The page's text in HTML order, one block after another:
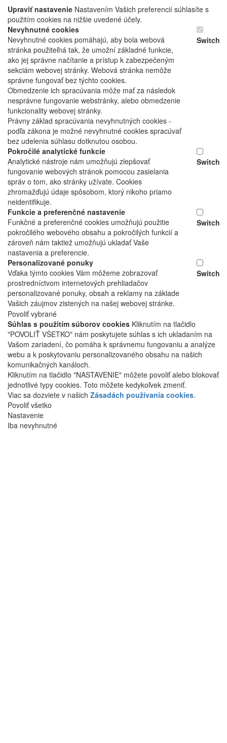
Upraviť nastavenie Nastavením Vašich preferencií súhlasíte s
použitím cookies na nižšie uvedené účely.
Nevyhnutné cookies
Nevyhnutné cookies pomáhajú, aby bola webová
stránka použiteľná tak, že umožní základné funkcie,
ako jej správne načítanie a prístup k zabezpečeným
sekciám webovej stránky. Webová stránka nemôže
správne fungovať bez týchto cookies.
Obmedzenie ich spracúvania môže mať za následok
nesprávne fungovanie webstránky, alebo obmedzenie
funkcionality webovej stránky.
Právny základ spracúvania nevyhnutných cookies -
podľa zákona je možné nevyhnutné cookies spracúvať
bez udelenia súhlasu dotknutou osobou.
Switch
Pokročilé analytické funkcie
Analytické nástroje nám umožňujú zlepšovať
fungovanie webových stránok pomocou zasielania
správ o tom, ako stránky užívate. Cookies
zhromažďujú údaje spôsobom, ktorý nikoho priamo
neidentifikuje.
Switch
Funkcie a preferenčné nastavenie
Funkčné a preferenčné cookies umožňujú použitie
pokročilého webového obsahu a pokročilých funkcií a
zároveň nám taktiež umožňujú ukladať Vaše
nastavenia a preferencie.
Switch
Personalizované ponuky
Vďaka týmto cookies Vám môžeme zobrazovať
prostredníctvom internetových prehliadačov
personalizované ponuky, obsah a reklamy na základe
Vašich záujmov zistených na našej webovej stránke.
Switch
Povoliť vybrané
Súhlas s použitím súborov cookies Kliknutím na tlačidlo
"POVOLIŤ VŠETKO" nám poskytujete súhlas s ich ukladaním na
Vašom zariadení, čo pomáha k správnemu fungovaniu a analýze
webu a k poskytovaniu personalizovaného obsahu na našich
komunikačných kanáloch.
Kliknutím na tlačidlo "NASTAVENIE" môžete povoliť alebo blokovať
jednotlivé typy cookies. Toto môžete kedykoľvek zmeniť.
Viac sa dozviete v našich Zásadách používania cookies.
Povoliť všetko
Nastavenie
Iba nevyhnutné